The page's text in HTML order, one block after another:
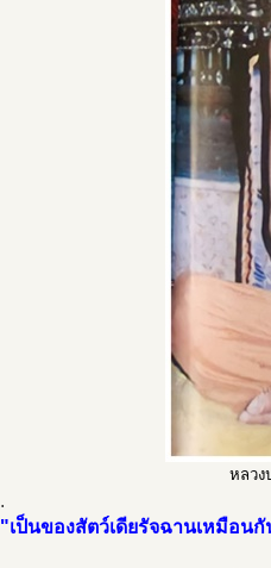
หลวง
.
"เป็นของสัตว์เดียรัจฉานเหมือน